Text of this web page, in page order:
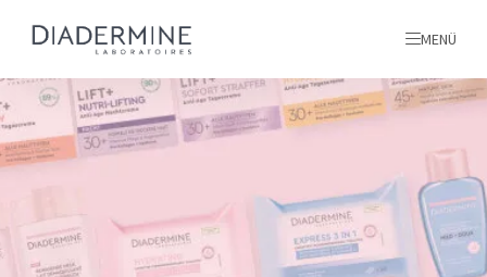
Alle produkte
MENÜ
inhaltsstoffe